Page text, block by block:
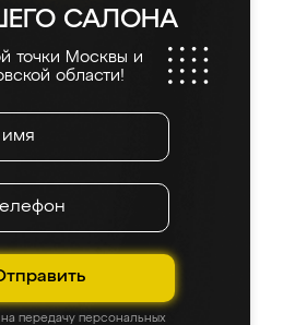
САЛОНА
точки Москвы и
области!
передачу персональных